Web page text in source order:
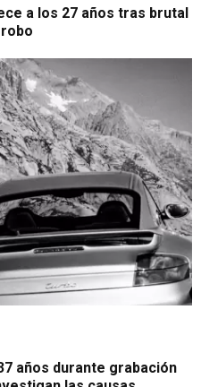
a los 27 años tras brutal
años durante grabación